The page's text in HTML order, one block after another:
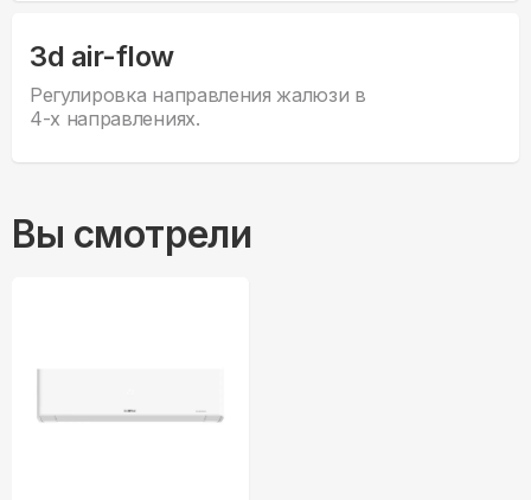
3d air-flow
Регулировка направления жалюзи в
4-х направлениях.
Вы смотрели